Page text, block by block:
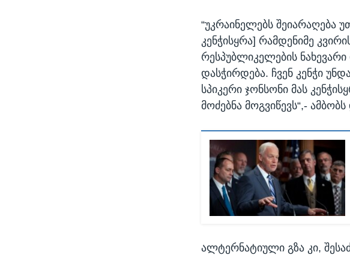
“უკრაინელებს შეიარაღება
კენჭისყრა] რამდენიმე
რესპუბლიკელების
დასჭირდება. ჩვენ კენჭი
სპიკერი ჯონსონი მას
მოძებნა მოგვიწევს“,-
ალტერნატიული გზა კი,